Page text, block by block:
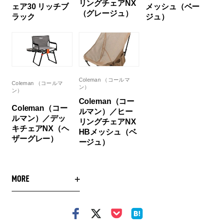
ェア30 リッチブ
ラック
リングチェアNX
（グレージュ）
メッシュ（ベー
ジュ）
Coleman （コールマ
ン）
Coleman（コー
ルマン）／デッ
キチェアNX（ヘ
ザーグレー）
Coleman （コールマ
ン）
Coleman（コー
ルマン）／ヒー
リングチェアNX
HBメッシュ（ベ
ージュ）
MORE